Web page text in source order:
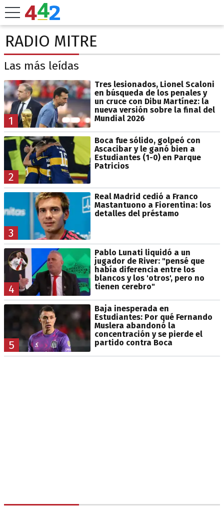
RADIO MITRE
Las más leídas
1
Tres lesionados, Lionel Scaloni
en búsqueda de los penales y
un cruce con Dibu Martínez: la
nueva versión sobre la final del
Mundial 2026
2
Boca fue sólido, golpeó con
Ascacibar y le ganó bien a
Estudiantes (1-0) en Parque
Patricios
3
Real Madrid cedió a Franco
Mastantuono a Fiorentina: los
detalles del préstamo
4
Pablo Lunati liquidó a un
jugador de River: "pensé que
había diferencia entre los
blancos y los 'otros', pero no
tienen cerebro"
5
Baja inesperada en
Estudiantes: Por qué Fernando
Muslera abandonó la
concentración y se pierde el
partido contra Boca